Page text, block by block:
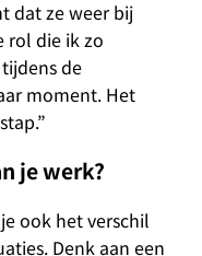
dat ze weer bij
rol die ik zo
de
moment. Het
je werk?
ook het verschil
Denk aan een